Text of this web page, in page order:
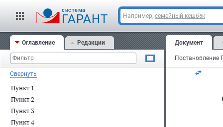
cистема
ГАРАНТ Например, семейный кешбэк
Оглавление Редакции
Свернуть
Пункт 1
Пункт 2
Пункт 3
Пункт 4
Документ